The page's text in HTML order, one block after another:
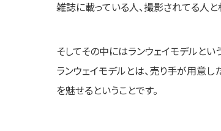
雑誌に載っている人、撮影されてる人
そしてその中にはランウェイモデルとい
ランウェイモデルとは、売り手が用意
を魅せるということです。